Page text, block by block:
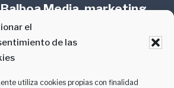
el
de las
utiliza cookies propias con finalidad
Balboa Media, marketing